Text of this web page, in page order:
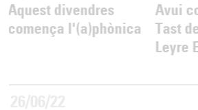
Aquest divendres
comença l'(a)phònica
Avui
Tast
Leyre